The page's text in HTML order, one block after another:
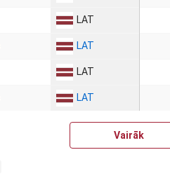
LAT
LAT
LAT
LAT
Vairāk